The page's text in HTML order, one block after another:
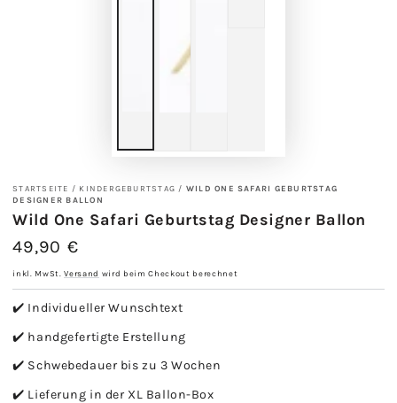
STARTSEITE / KINDERGEBURTSTAG / WILD ONE SAFARI GEBURTSTAG
DESIGNER BALLON
Wild One Safari Geburtstag Designer Ballon
Regulärer
49,90 €
inkl. MwSt.Versand wird beim Checkout berechnet
✔️ Individueller Wunschtext
✔️ handgefertigte Erstellung
✔️ Schwebedauer bis zu 3 Wochen
✔️ Lieferung in der XL Ballon-Box